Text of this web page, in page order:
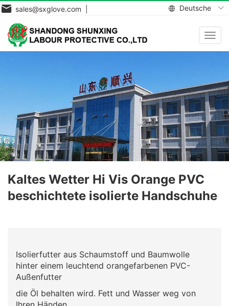
Deutsche
sales@sxglove.com |
Kaltes Wetter Hi Vis Orange PVC
beschichtete isolierte Handschuhe
Isolierfutter aus Schaumstoff und Baumwolle
hinter einem leuchtend orangefarbenen PVC-
Außenfutter
die Öl behalten wird. Fett und Wasser weg von